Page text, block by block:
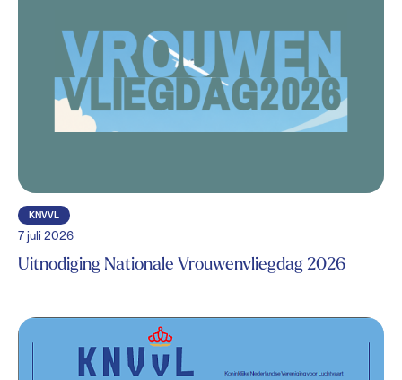
KNVVL
7 juli 2026
Uitnodiging Nationale Vrouwenvliegdag 2026